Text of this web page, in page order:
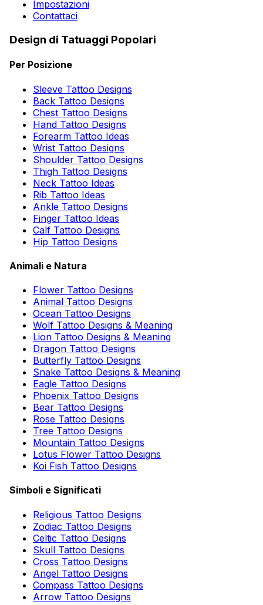
Impostazioni
Contattaci
Design di Tatuaggi Popolari
Per Posizione
Sleeve Tattoo Designs
Back Tattoo Designs
Chest Tattoo Designs
Hand Tattoo Designs
Forearm Tattoo Ideas
Wrist Tattoo Designs
Shoulder Tattoo Designs
Thigh Tattoo Designs
Neck Tattoo Ideas
Rib Tattoo Ideas
Ankle Tattoo Designs
Finger Tattoo Ideas
Calf Tattoo Designs
Hip Tattoo Designs
Animali e Natura
Flower Tattoo Designs
Animal Tattoo Designs
Ocean Tattoo Designs
Wolf Tattoo Designs & Meaning
Lion Tattoo Designs & Meaning
Dragon Tattoo Designs
Butterfly Tattoo Designs
Snake Tattoo Designs & Meaning
Eagle Tattoo Designs
Phoenix Tattoo Designs
Bear Tattoo Designs
Rose Tattoo Designs
Tree Tattoo Designs
Mountain Tattoo Designs
Lotus Flower Tattoo Designs
Koi Fish Tattoo Designs
Simboli e Significati
Religious Tattoo Designs
Zodiac Tattoo Designs
Celtic Tattoo Designs
Skull Tattoo Designs
Cross Tattoo Designs
Angel Tattoo Designs
Compass Tattoo Designs
Arrow Tattoo Designs